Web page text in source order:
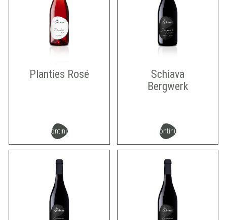
Planties Rosé
continua
Schiava
Bergwerk
continua